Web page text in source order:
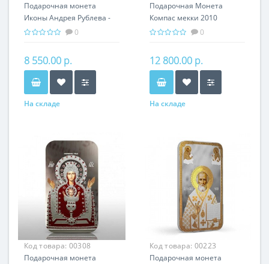
Подарочная монета
Иконы Андрея Рублева -
Богородица
31,1 гр - православный
сувенир
0
8 550.00 р.
На складе
Подарочная Монета
Компас мекки 2010
серебро 40,00 гр - Религия
0
12 800.00 р.
На складе
Код товара: 00308
Подарочная монета
Код товара: 00223
Подарочная монета